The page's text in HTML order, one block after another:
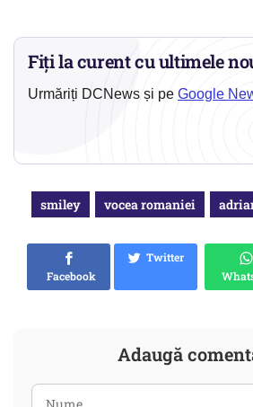
Fiți la curent cu ultimele
Urmăriți DCNews și pe Google
smiley vocea romaniei
Facebook
Twitter
Adaugă